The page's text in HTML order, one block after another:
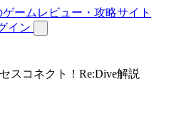
イン
スコネクト！Re:Dive解説